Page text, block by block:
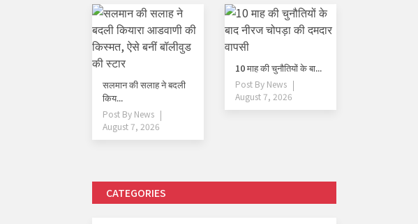
सलमान की सलाह ने बदली
किय...
Post By News
August 7, 2026
10 माह की चुनौतियों के बा...
Post By News
August 7, 2026
CATEGORIES